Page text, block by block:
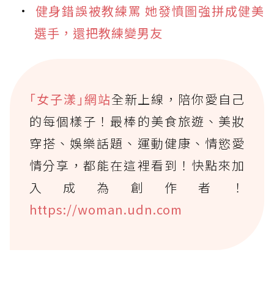
健身錯誤被教練罵 她發憤圖強拼成健美
選手，還把教練變男友
｢女子漾｣網站全新上線，陪你愛自己
的每個樣子！最棒的美食旅遊、美妝
穿搭、娛樂話題、運動健康、情慾愛
情分享，都能在這裡看到！快點來加
入成為創作者！
https://woman.udn.com